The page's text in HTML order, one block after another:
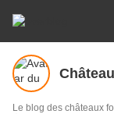
Le blog des châteaux